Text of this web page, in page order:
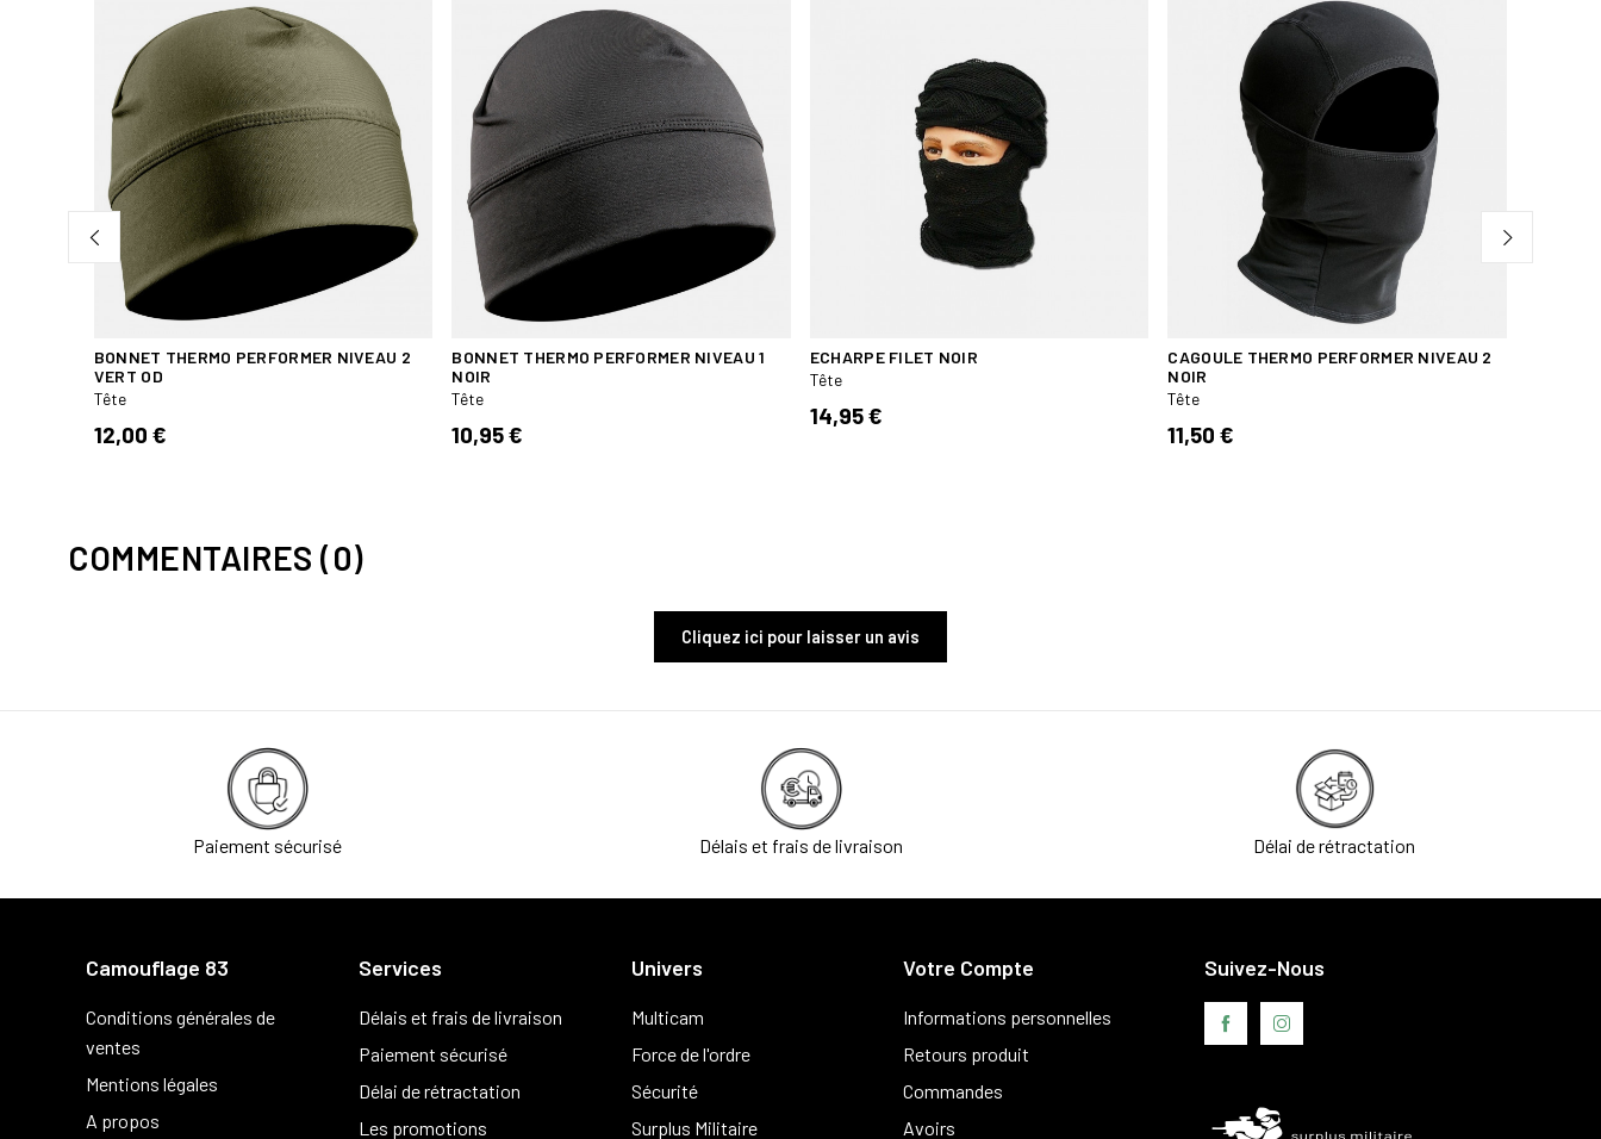
BONNET THERMO PERFORMER NIVEAU 2
VERT OD
Tête
12,00 €
BONNET THERMO PERFORMER NIVEAU 1
NOIR
Tête
10,95 €
ECHARPE FILET NOIR
Tête
14,95 €
CAGOULE THERMO PERFORMER NIVEAU 2
NOIR
Tête
11,50 €
COMMENTAIRES (0)
Cliquez ici pour laisser un avis
Paiement sécurisé Délais et frais de livraison Délai de rétractation
Camouflage 83
Conditions générales de
ventes
Mentions légales
A propos
Services
Délais et frais de livraison
Paiement sécurisé
Délai de rétractation
Les promotions
Univers
Multicam
Force de l'ordre
Sécurité
Surplus Militaire
Votre Compte
Informations personnelles
Retours produit
Commandes
Avoirs
Suivez-Nous